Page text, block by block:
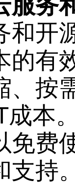
和开
的有
、按
成本
免费
支持